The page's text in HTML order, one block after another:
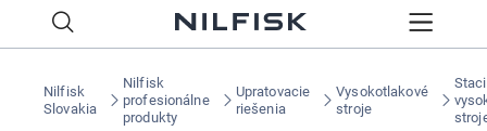
Nilfisk
Slovakia
Nilfisk
profesionálne
produkty
Upratovacie
riešenia
Vysokotlakové
stroje